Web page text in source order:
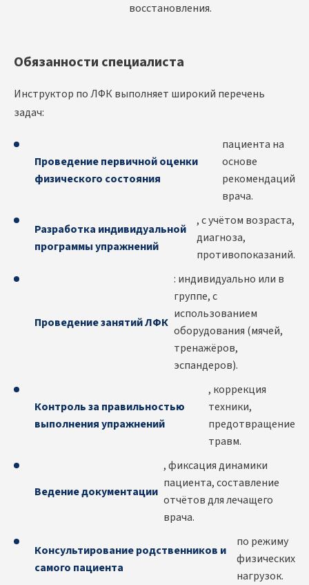
восстановления.
Обязанности специалиста
Инструктор по ЛФК выполняет широкий перечень
задач:
Проведение первичной оценки
физического состояния
пациента на
основе
рекомендаций
врача.
Разработка индивидуальной
программы упражнений
, с учётом возраста,
диагноза,
противопоказаний.
Проведение занятий ЛФК
: индивидуально или в
группе, с
использованием
оборудования (мячей,
тренажёров,
эспандеров).
Контроль за правильностью
выполнения упражнений
, коррекция
техники,
предотвращение
травм.
Ведение документации
, фиксация динамики
пациента, составление
отчётов для лечащего
врача.
Консультирование родственников и
самого пациента
по режиму
физических
нагрузок.